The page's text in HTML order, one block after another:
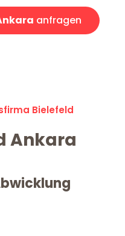
anfragen
Bielefeld
Ankara